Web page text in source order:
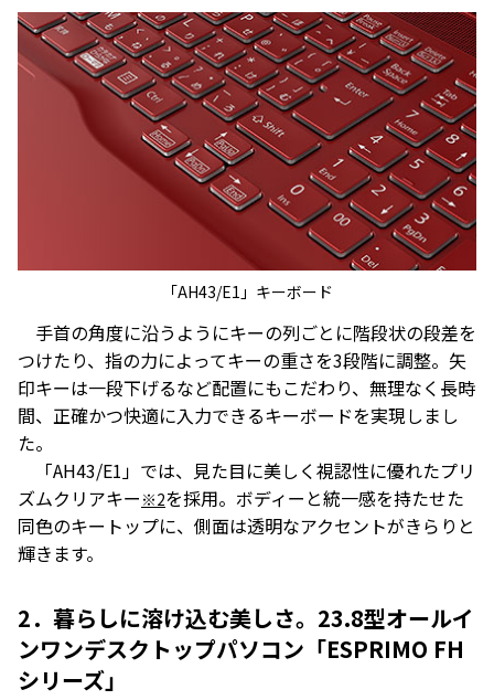
手首の角度に沿うようにキーの列ごとに階段状の段差を
つけたり、指の力によってキーの重さを3段階に調整。矢
印キーは一段下げるなど配置にもこだわり、無理なく長時
間、正確かつ快適に入力できるキーボードを実現しまし
た。
「AH43/E1」では、見た目に美しく視認性に優れたプリ
ズムクリアキー ※2を採用。ボディーと統一感を持たせた
同色のキートップに、側面は透明なアクセントがきらりと
輝きます。
「AH43/E1」キーボード
2．暮らしに溶け込む美しさ。23.8型オールイ
ンワンデスクトップパソコン「ESPRIMO FH
シリーズ」